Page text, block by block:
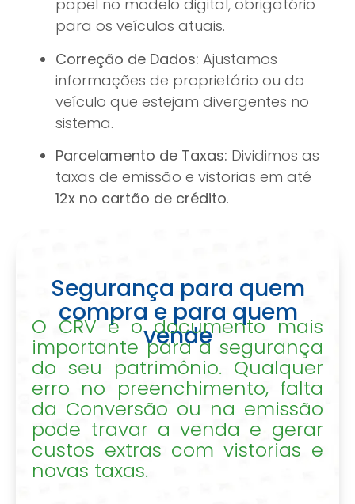
papel no modelo digital, obrigatório
para os veículos atuais.
Correção de Dados: Ajustamos
informações de proprietário ou do
veículo que estejam divergentes no
sistema.
Parcelamento de Taxas: Dividimos as
taxas de emissão e vistorias em até
12x no cartão de crédito.
Segurança para quem
compra e para quem
vende
O CRV é o documento mais
importante para a segurança
do seu patrimônio. Qualquer
erro no preenchimento, falta
da Conversão ou na emissão
pode travar a venda e gerar
custos extras com vistorias e
novas taxas.